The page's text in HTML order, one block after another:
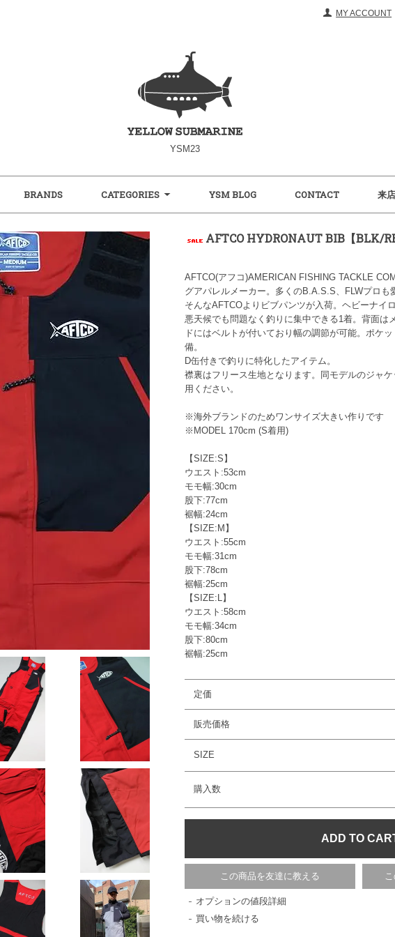
MY ACCOUNT
YSM23
BRANDS CATEGORIES YSM BLOG CONTACT 来
AFTCO HYDRONAUT BIB【BLK/
AFTCO(アフコ)AMERICAN FISHING TACKLE
グアパレルメーカー。多くのB.A.S.S、FLWプロも
そんなAFTCOよりビブパンツが入荷。ヘビーナイ
悪天候でも問題なく釣りに集中できる1着。背面は
ドにはベルトが付いており幅の調節が可能。ポケ
備。
D缶付きで釣りに特化したアイテム。
襟裏はフリース生地となります。同モデルのジャ
用ください。
※海外ブランドのためワンサイズ大きい作りです
※MODEL 170cm (S着用)
【SIZE:S】
ウエスト:53cm
モモ幅:30cm
股下:77cm
裾幅:24cm
【SIZE:M】
ウエスト:55cm
モモ幅:31cm
股下:78cm
裾幅:25cm
【SIZE:L】
ウエスト:58cm
モモ幅:34cm
股下:80cm
裾幅:25cm
定価
販売価格
SIZE
購入数
この商品を友達に教える
オプションの値段詳細
買い物を続ける